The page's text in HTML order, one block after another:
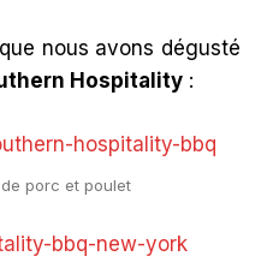
nous avons dégusté
Hospitality :
porc et poulet